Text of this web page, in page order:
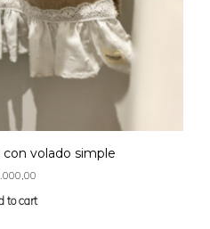
con volado simple
to cart